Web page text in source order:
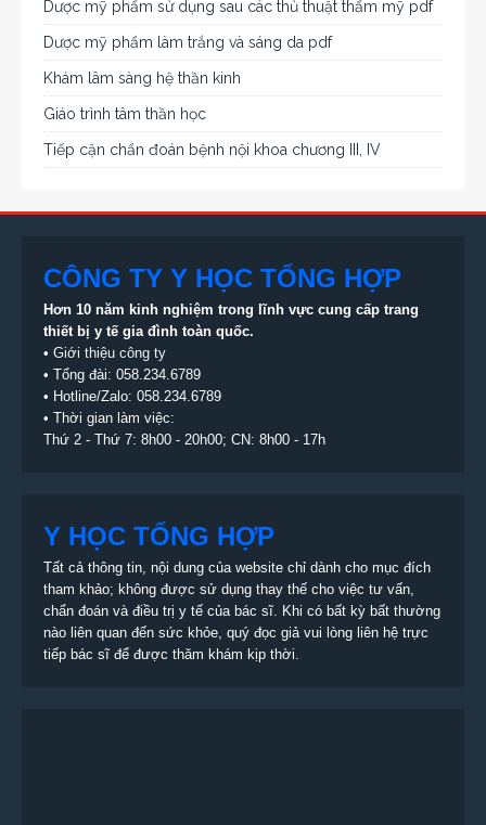
Dược mỹ phẩm sử dụng sau các thủ thuật thẩm mỹ pdf
Dược mỹ phẩm làm trắng và sáng da pdf
Khám lâm sàng hệ thần kinh
Giáo trình tâm thần học
Tiếp cận chẩn đoán bệnh nội khoa chương III, IV
CÔNG TY Y HỌC TỔNG HỢP
Hơn 10 năm kinh nghiệm trong lĩnh vực cung cấp trang
thiết bị y tế gia đình toàn quốc.
• Giới thiệu công ty
• Tổng đài: 058.234.6789
• Hotline/Zalo: 058.234.6789
• Thời gian làm việc:
Thứ 2 - Thứ 7: 8h00 - 20h00; CN: 8h00 - 17h
Y HỌC TỔNG HỢP
Tất cả thông tin, nội dung của website chỉ dành cho mục đích
tham khảo; không được sử dụng thay thế cho việc tư vấn,
chẩn đoán và điều trị y tế của bác sĩ. Khi có bất kỳ bất thường
nào liên quan đến sức khỏe, quý đọc giả vui lòng liên hệ trực
tiếp bác sĩ để được thăm khám kịp thời.